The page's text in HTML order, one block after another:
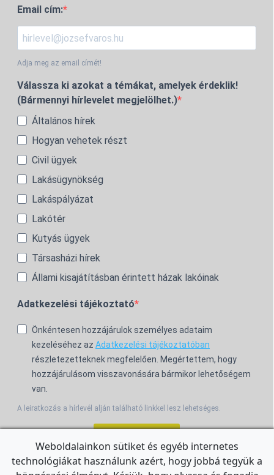
Email cím:
Adja meg az email címét!
Válassza ki azokat a témákat, amelyek érdeklik!
(Bármennyi hírlevelet megjelölhet.)
Általános hírek
Hogyan vehetek részt
Civil ügyek
Lakásügynökség
Lakáspályázat
Lakótér
Kutyás ügyek
Társasházi hírek
Állami kisajátításban érintett házak lakóinak
Adatkezelési tájékoztató
Önkéntesen hozzájárulok személyes adataim
kezeléséhez az Adatkezelési tájékoztatóban
részletezetteknek megfelelően. Megértettem, hogy
hozzájárulásom visszavonására bármikor lehetőségem
van.
A leiratkozás a hírlevél alján található linkkel lesz lehetséges.
For the English Newsletter, clickHERE.
Weboldalainkon sütiket és egyéb internetes
technológiákat használunk azért, hogy jobbá tegyük a